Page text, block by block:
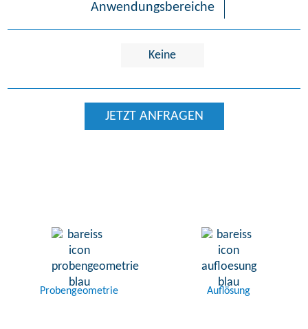
Anwendungsbereiche
Keine
JETZT ANFRAGEN
Probengeometrie Auflösung